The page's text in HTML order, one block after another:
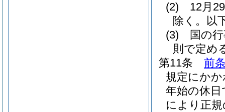
(2)
12月
除く。以
(3)
国の
則で定め
第11条
前
規定にか
年始の休
により正